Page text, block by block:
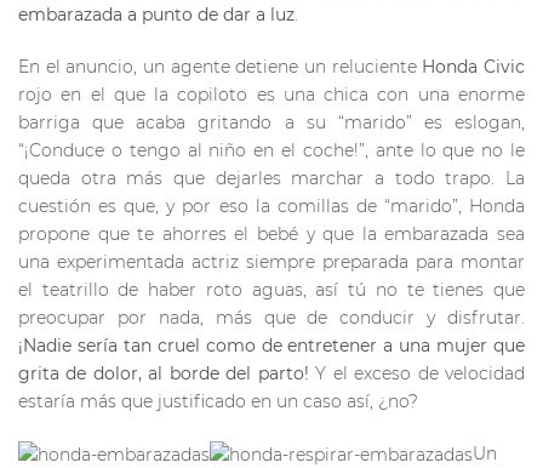
embarazada a punto de dar a luz.
En el anuncio, un agente detiene un reluciente Honda Civic
rojo en el que la copiloto es una chica con una enorme
barriga que acaba gritando a su “marido” es eslogan,
“¡Conduce o tengo al niño en el coche!”, ante lo que no le
queda otra más que dejarles marchar a todo trapo. La
cuestión es que, y por eso la comillas de “marido”, Honda
propone que te ahorres el bebé y que la embarazada sea
una experimentada actriz siempre preparada para montar
el teatrillo de haber roto aguas, así tú no te tienes que
preocupar por nada, más que de conducir y disfrutar.
¡Nadie sería tan cruel como de entretener a una mujer que
grita de dolor, al borde del parto! Y el exceso de velocidad
estaría más que justificado en un caso así, ¿no?
Un